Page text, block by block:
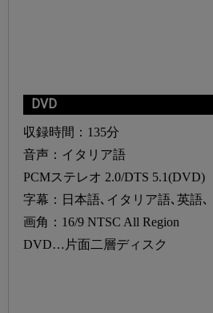
DVD
収録時間：135分
音声：イタリア語
PCMステレオ 2.0/DTS 5.1(DVD)
字幕：日本語､イタリア語､英語
画角：16/9 NTSC All Region
DVD…片面二層ディスク